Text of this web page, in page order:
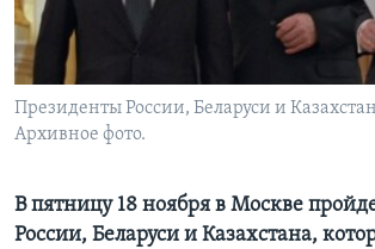
Learning English
СОЦИАЛЬНЫЕ СЕТИ
Языки
Президенты России, Беларуси и
Архивное фото.
В пятницу 18 ноября в Москве
России, Беларуси и Казахстана,